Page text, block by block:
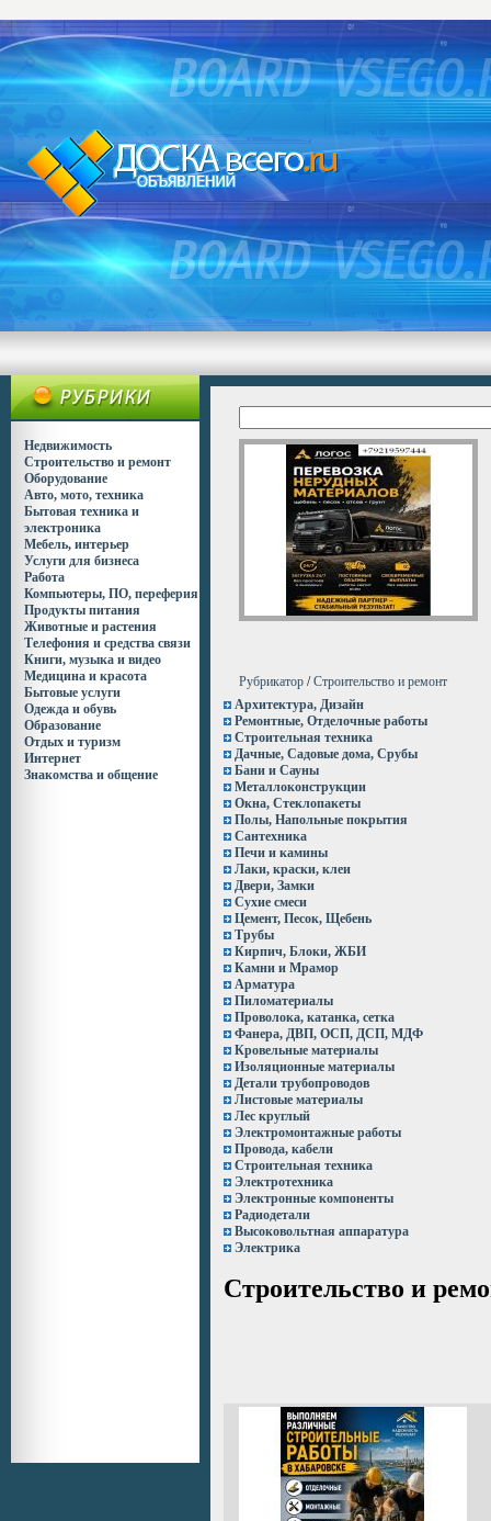
Недвижимость
Строительство и ремонт
Оборудование
Авто, мото, техника
Бытовая техника и
электроника
Мебель, интерьер
Услуги для бизнеса
Работа
Компьютеры, ПО, переферия
Продукты питания
Животные и растения
Телефония и средства связи
Книги, музыка и видео
Медицина и красота
Бытовые услуги
Одежда и обувь
Образование
Отдых и туризм
Интернет
Знакомства и общение
Рубрикатор /Строительство и ремонт
Архитектура, Дизайн
Ремонтные, Отделочные работы
Строительная техника
Дачные, Садовые дома, Срубы
Бани и Сауны
Металлоконструкции
Окна, Стеклопакеты
Полы, Напольные покрытия
Сантехника
Печи и камины
Лаки, краски, клеи
Двери, Замки
Сухие смеси
Цемент, Песок, Щебень
Трубы
Кирпич, Блоки, ЖБИ
Камни и Мрамор
Арматура
Пиломатериалы
Проволока, катанка, сетка
Фанера, ДВП, ОСП, ДСП, МДФ
Кровельные материалы
Изоляционные материалы
Детали трубопроводов
Листовые материалы
Лес круглый
Электромонтажные работы
Провода, кабели
Строительная техника
Электротехника
Электронные компоненты
Радиодетали
Высоковольтная аппаратура
Электрика
Строительство и